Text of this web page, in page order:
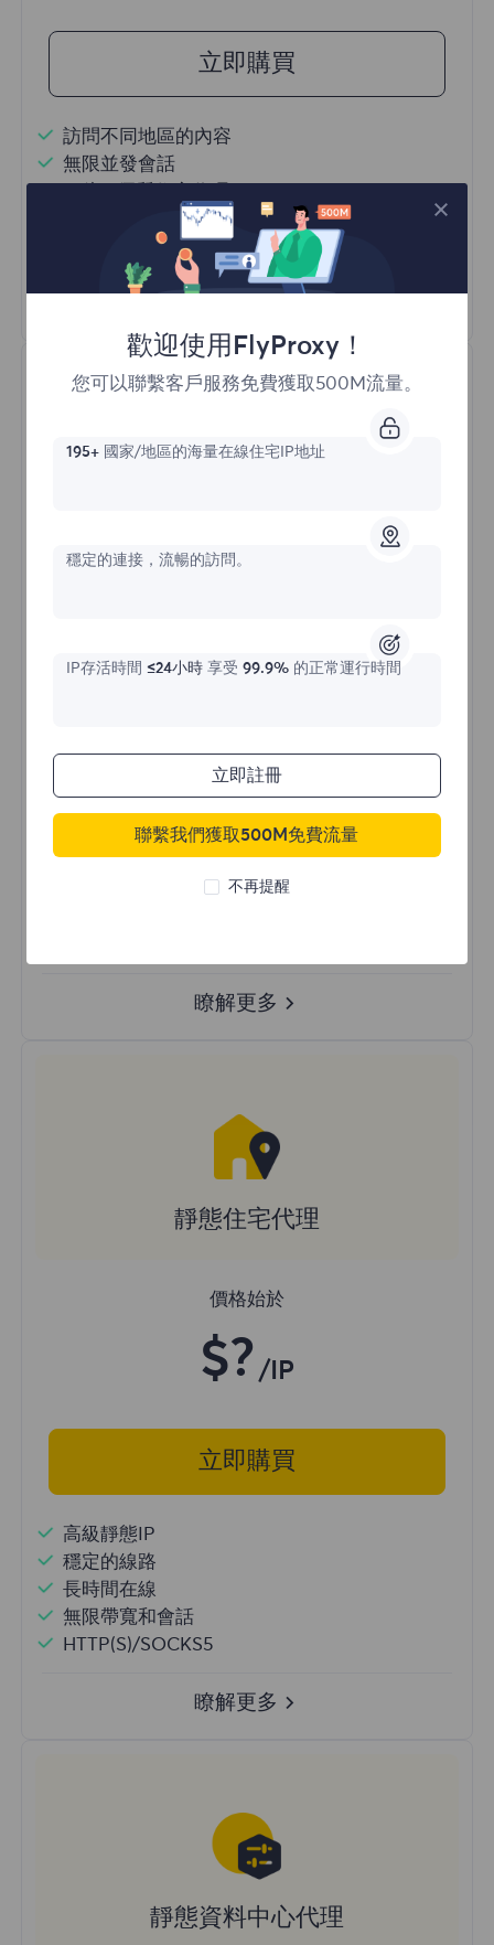
立即購買
訪問不同地區的內容
無限並發會話
HTTP(S)/SOCKS5
$?/天
立即購買
不限流量使用
全球超過50個地區
瞭解更多
靜態住宅代理
價格始於
$? /IP
立即購買
高級靜態IP
穩定的線路
長時間在線
無限帶寬和會話
HTTP(S)/SOCKS5
瞭解更多
靜態資料中心代理
歡迎使用FlyProxy！
您可以聯繫客戶服務免費獲取500M流量。
195+國家/地區的海量在線住宅IP地址
穩定的連接，流暢的訪問。
IP存活時間 ≤24小時享受 99.9%的正常運行時間
立即註冊
聯繫我們獲取500M免費流量
不再提醒